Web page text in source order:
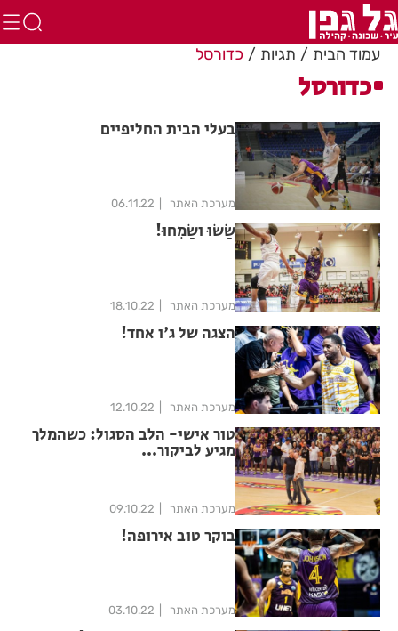
עמוד הבית תגיות כדורסל
כדורסל
בעלי הבית החליפיים
מערכת האתר 06.11.22
שָׂשׂוּ ושָׂמְחוּ!
מערכת האתר 18.10.22
הצגה של ג'ו אחד!
מערכת האתר 12.10.22
טור אישי- הלב הסגול: כשהמלך
מגיע לביקור...
מערכת האתר 09.10.22
בוקר טוב אירופה!
מערכת האתר 03.10.22